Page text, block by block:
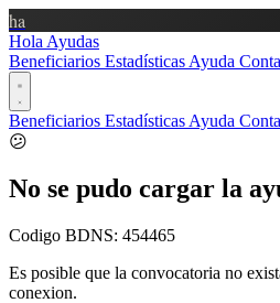
ha
Hola Ayudas
Beneficiarios Estadísticas Ayuda
Beneficiarios Estadísticas Ayuda
😕
No se pudo cargar la
Codigo BDNS: 454465
Es posible que la convocatoria no
conexion.